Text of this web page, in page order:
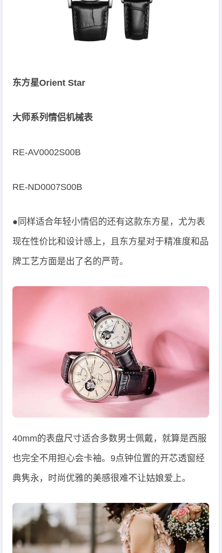
东方星Orient Star
大师系列情侣机械表
RE-AV0002S00B
RE-ND0007S00B
●同样适合年轻小情侣的还有这款东方星，尤为表
现在性价比和设计感上，且东方星对于精准度和品
牌工艺方面是出了名的严苛。
40mm的表盘尺寸适合多数男士佩戴，就算是西服
也完全不用担心会卡袖。9点钟位置的开芯透窗经
典隽永，时尚优雅的美感很难不让姑娘爱上。